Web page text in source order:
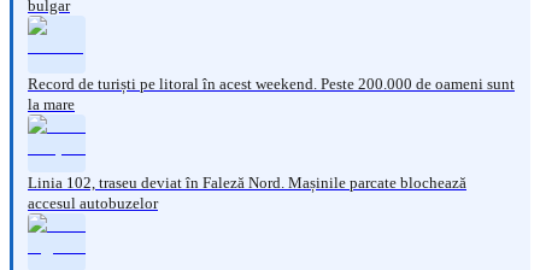
bulgar
Record de turiști pe litoral în acest weekend. Peste 200.000 de oameni sunt
la mare
Linia 102, traseu deviat în Faleză Nord. Mașinile parcate blochează
accesul autobuzelor